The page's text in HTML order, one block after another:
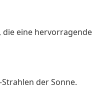
eine hervorragende
der Sonne.